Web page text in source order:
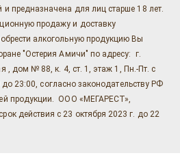
и предназначена для лиц старше 18 лет.
продажу и доставку
алкогольную продукцию Вы
"Остерия Амичи" по адресу: г.
, дом № 88, к. 4, ст. 1, этаж 1, Пн.-Пт. с
23:00, согласно законодательству РФ
продукции. ООО «МЕГАРЕСТ»,
действия с 23 октября 2023 г. до 22